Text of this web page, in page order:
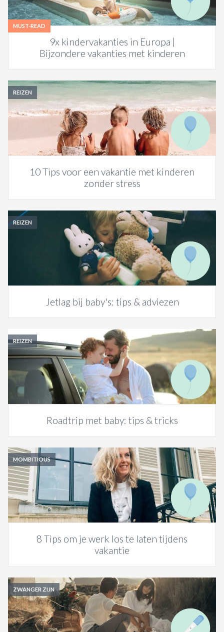
MUST-READ
9x kindervakanties in Europa |
Bijzondere vakanties met kinderen
REIZEN
10 Tips voor een vakantie met kinderen
zonder stress
REIZEN
Jetlag bij baby's: tips & adviezen
REIZEN
Roadtrip met baby: tips & tricks
MOMBITIOUS
8 Tips om je werk los te laten tijdens
vakantie
ZWANGER ZIJN